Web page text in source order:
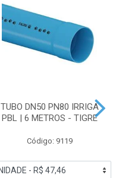
TUBO DN50 PN80 IRRIGA
PBL | 6 METROS - TIGRE
Código: 9119